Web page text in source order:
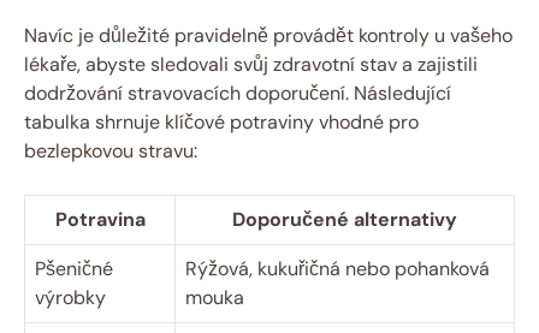
Navíc je důležité pravidelně provádět kontroly u vašeho
lékaře, abyste sledovali svůj zdravotní stav a zajistili
dodržování stravovacích doporučení. Následující
tabulka shrnuje klíčové potraviny vhodné pro
bezlepkovou stravu:
Potravina
Doporučené alternativy
Pšeničné
výrobky
Rýžová, kukuřičná nebo pohanková
mouka